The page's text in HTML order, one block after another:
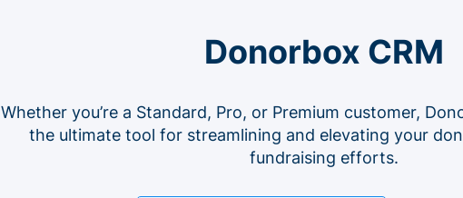
Donorbox CRM
Whether you’re a Standard, Pro, or Premium customer,
the ultimate tool for streamlining and elevating your
fundraising efforts.